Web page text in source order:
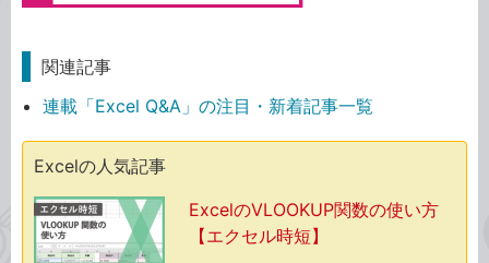
関連記事
連載「Excel Q&A」の注目・新着記事一覧
Excelの人気記事
ExcelのVLOOKUP関数の使い方
【エクセル時短】